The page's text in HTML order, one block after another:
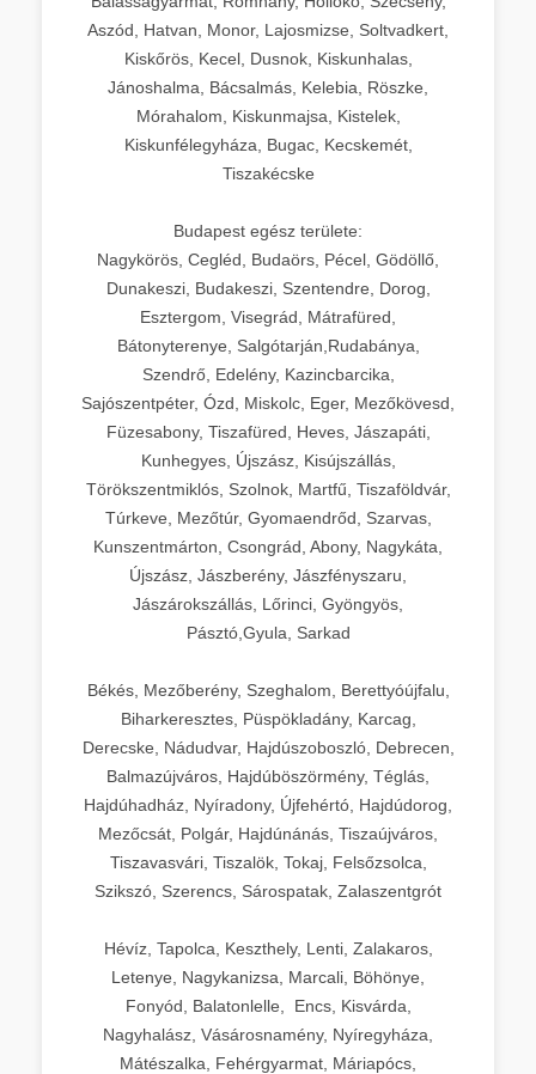
Aszód, Hatvan, Monor, Lajosmizse, Soltvadkert,
Kiskőrös, Kecel, Dusnok, Kiskunhalas,
Jánoshalma, Bácsalmás, Kelebia, Röszke,
Mórahalom, Kiskunmajsa, Kistelek,
Kiskunfélegyháza, Bugac, Kecskemét,
Tiszakécske
Budapest egész területe:
Nagykörös, Cegléd, Budaörs, Pécel, Gödöllő,
Dunakeszi, Budakeszi, Szentendre, Dorog,
Esztergom, Visegrád, Mátrafüred,
Bátonyterenye, Salgótarján,Rudabánya,
Szendrő, Edelény, Kazincbarcika,
Sajószentpéter, Ózd, Miskolc, Eger, Mezőkövesd,
Füzesabony, Tiszafüred, Heves, Jászapáti,
Kunhegyes, Újszász, Kisújszállás,
Törökszentmiklós, Szolnok, Martfű, Tiszaföldvár,
Túrkeve, Mezőtúr, Gyomaendrőd, Szarvas,
Kunszentmárton, Csongrád, Abony, Nagykáta,
Újszász, Jászberény, Jászfényszaru,
Jászárokszállás, Lőrinci, Gyöngyös,
Pásztó,Gyula, Sarkad
Békés, Mezőberény, Szeghalom, Berettyóújfalu,
Biharkeresztes, Püspökladány, Karcag,
Derecske, Nádudvar, Hajdúszoboszló, Debrecen,
Balmazújváros, Hajdúböszörmény, Téglás,
Hajdúhadház, Nyíradony, Újfehértó, Hajdúdorog,
Mezőcsát, Polgár, Hajdúnánás, Tiszaújváros,
Tiszavasvári, Tiszalök, Tokaj, Felsőzsolca,
Szikszó, Szerencs, Sárospatak, Zalaszentgrót
Hévíz, Tapolca, Keszthely, Lenti, Zalakaros,
Letenye, Nagykanizsa, Marcali, Böhönye,
Fonyód, Balatonlelle, Encs, Kisvárda,
Nagyhalász, Vásárosnamény, Nyíregyháza,
Mátészalka, Fehérgyarmat, Máriapócs,